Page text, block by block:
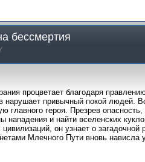
бессмертия
процветает благодаря
нарушает привычный покой людей.
главного героя. Презрев
нападения и найти вселенских
он узнает о
Млечного Пути вновь нависла